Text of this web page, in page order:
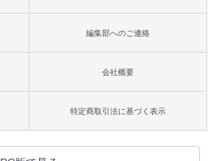
編集部へのご連絡
会社概要
特定商取引法に基づく表示